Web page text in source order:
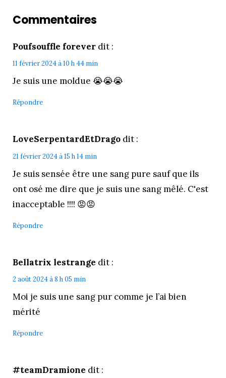
Commentaires
Poufsouffle forever dit :
11 février 2024 à 10 h 44 min
Je suis une moldue 😭😭😭
Répondre
LoveSerpentardEtDrago dit :
21 février 2024 à 15 h 14 min
Je suis sensée être une sang pure sauf que ils
ont osé me dire que je suis une sang mêlé. C'est
inacceptable !!!! 😡😡
Répondre
Bellatrix lestrange dit :
2 août 2024 à 8 h 05 min
Moi je suis une sang pur comme je l’ai bien
mérité
Répondre
#teamDramione dit :